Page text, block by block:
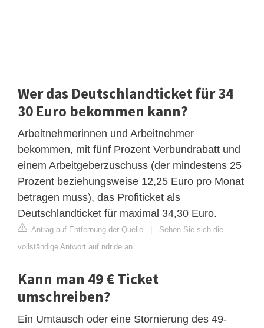
Wer das Deutschlandticket für 34
30 Euro bekommen kann?
Arbeitnehmerinnen und Arbeitnehmer
bekommen, mit fünf Prozent Verbundrabatt und
einem Arbeitgeberzuschuss (der mindestens 25
Prozent beziehungsweise 12,25 Euro pro Monat
betragen muss), das Profiticket als
Deutschlandticket für maximal 34,30 Euro.
Antrag auf Entfernung der Quelle | Sehen Sie sich die
vollständige Antwort auf ndr.de an
Kann man 49 € Ticket
umschreiben?
Ein Umtausch oder eine Stornierung des 49-